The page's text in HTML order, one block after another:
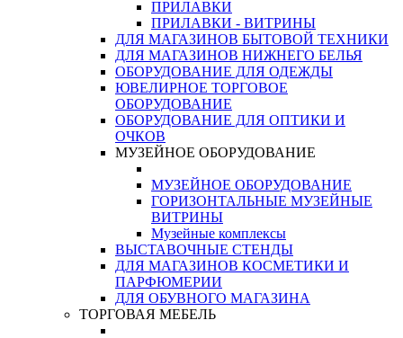
ПРИЛАВКИ
ПРИЛАВКИ - ВИТРИНЫ
ДЛЯ МАГАЗИНОВ БЫТОВОЙ ТЕХНИКИ
ДЛЯ МАГАЗИНОВ НИЖНЕГО БЕЛЬЯ
ОБОРУДОВАНИЕ ДЛЯ ОДЕЖДЫ
ЮВЕЛИРНОЕ ТОРГОВОЕ
ОБОРУДОВАНИЕ
ОБОРУДОВАНИЕ ДЛЯ ОПТИКИ И
ОЧКОВ
МУЗЕЙНОЕ ОБОРУДОВАНИЕ
МУЗЕЙНОЕ ОБОРУДОВАНИЕ
ГОРИЗОНТАЛЬНЫЕ МУЗЕЙНЫЕ
ВИТРИНЫ
Музейные комплексы
ВЫСТАВОЧНЫЕ СТЕНДЫ
ДЛЯ МАГАЗИНОВ КОСМЕТИКИ И
ПАРФЮМЕРИИ
ДЛЯ ОБУВНОГО МАГАЗИНА
ТОРГОВАЯ МЕБЕЛЬ